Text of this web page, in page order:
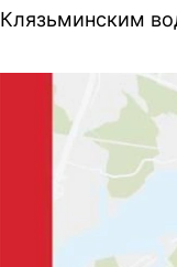
Клязьминским